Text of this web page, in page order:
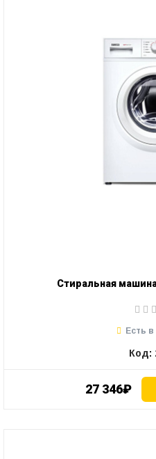
Стиральная
27 346₽
Есть
Код: